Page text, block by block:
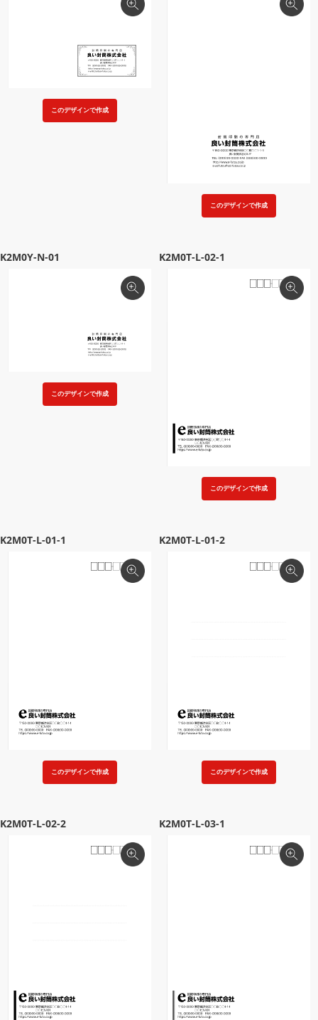
このデザインで作成
このデザインで作成
K2M0Y-N-01
このデザインで作成
K2M0T-L-02-1
このデザインで作成
K2M0T-L-01-1
このデザインで作成
K2M0T-L-01-2
このデザインで作成
K2M0T-L-02-2 K2M0T-L-03-1